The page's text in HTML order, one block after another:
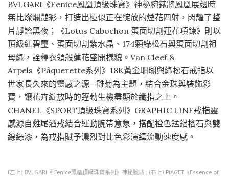
BVLGARI《Fenice鳳凰頂級珠寶》神秘腕錶將鳳凰展翅時
無比燦爛豔彩，打造出極似正在綻放的煙花四射，閃耀了整
片靜謐黑夜；《Lotus Cabochon 蛋面切割蓮花項鍊》則以
頂級紅碧璽、蛋面切割紫水晶、174顆綠松石與蛋面切割祖
母綠，詮釋衣領般蓮花盛開樣貌。Van Cleef &
Arpels《Pâquerette系列》18K黃金珊瑚與綠松石戒指以
世家長久來的靈感之源—雛菊為主題，結合金珠與裝飾彩
寶，讓花卉綻放時的蓬勃生機盡顯於纖指之上。
CHANEL《SPORT頂級珠寶系列》GRAPHIC LINE戒指靈
感源自雞尾酒戒結合運動腕帶意象，搭配橙色錳鋁榴石與雙
線綠漆，為戒指賦予濃烈對比色彩演繹流動速度感。
(左上) BVLGARI《 Fenice鳳凰頂級珠寶系列》神秘腕錶 ; (右上) PIAGET《Essence of